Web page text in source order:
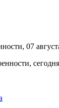
07
сегодня